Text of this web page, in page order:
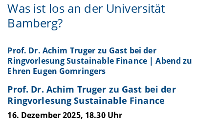
univis.uni-bamberg.de
Was ist los an der Universität
Bamberg?
Prof. Dr. Achim Truger zu Gast bei der
Ringvorlesung Sustainable Finance | Abend zu
Ehren Eugen Gomringers
Prof. Dr. Achim Truger zu Gast bei der
Ringvorlesung Sustainable Finance
16. Dezember 2025, 18.30 Uhr